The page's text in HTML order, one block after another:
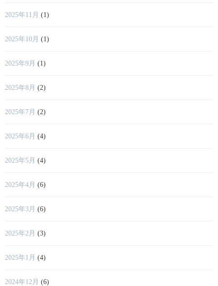
2025年11月 (1)
2025年10月 (1)
2025年9月 (1)
2025年8月 (2)
2025年7月 (2)
2025年6月 (4)
2025年5月 (4)
2025年4月 (6)
2025年3月 (6)
2025年2月 (3)
2025年1月 (4)
2024年12月 (6)